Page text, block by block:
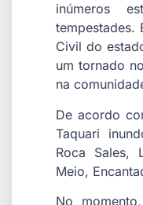
inúmeros
tempestades.
Civil do
um tornado
na
De acordo
Taquari
Roca Sales,
Meio,
No